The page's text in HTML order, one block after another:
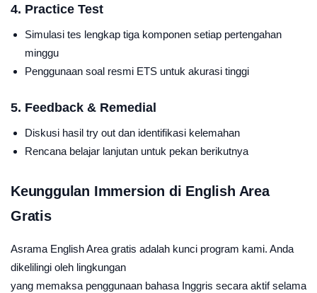
4. Practice Test
Simulasi tes lengkap tiga komponen setiap pertengahan
minggu
Penggunaan soal resmi ETS untuk akurasi tinggi
5. Feedback & Remedial
Diskusi hasil try out dan identifikasi kelemahan
Rencana belajar lanjutan untuk pekan berikutnya
Keunggulan Immersion di English Area
Gratis
Asrama English Area gratis adalah kunci program kami. Anda
dikelilingi oleh lingkungan
yang memaksa penggunaan bahasa Inggris secara aktif selama